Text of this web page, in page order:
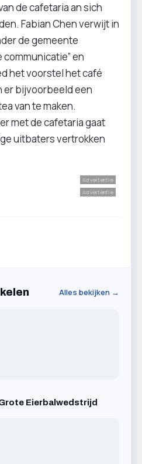
de cafetaria an sich
Fabian Chen verwijt in
de gemeente
communicatie” en
het voorstel het café
bijvoorbeeld een
van te maken.
met de cafetaria gaat
uitbaters vertrokken
Advertentie
Advertentie
Alles bekijken →
Eierbalwedstrijd